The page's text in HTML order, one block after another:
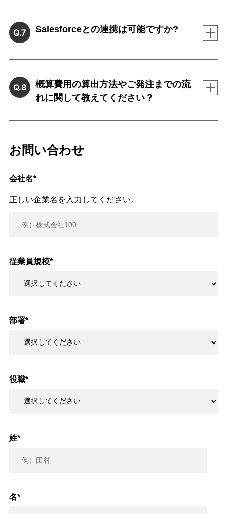
Q.7 Salesforceとの連携は可能ですか?
Q.8
概算費用の算出方法やご発注までの流
れに関して教えてください？
お問い合わせ
会社名*
正しい企業名を入力してください。
従業員規模*
部署*
役職*
姓*
名*